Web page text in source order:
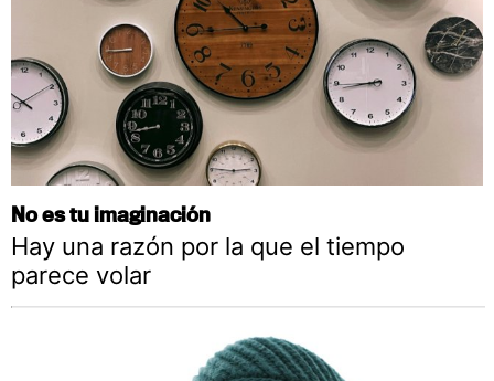
No es tu imaginación
Hay una razón por la que el tiempo
parece volar